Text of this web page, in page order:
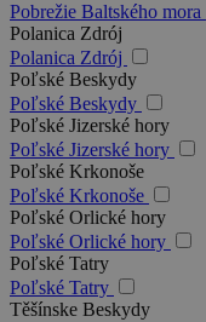
Pobrežie Baltského mora
Polanica Zdrój
Polanica Zdrój
Poľské Beskydy
Poľské Beskydy
Poľské Jizerské hory
Poľské Jizerské hory
Poľské Krkonoše
Poľské Krkonoše
Poľské Orlické hory
Poľské Orlické hory
Poľské Tatry
Poľské Tatry
Těšínske Beskydy